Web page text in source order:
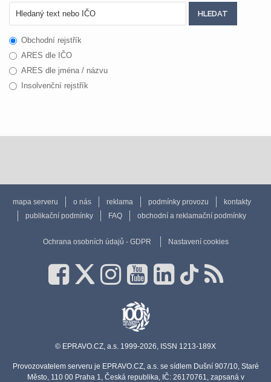
Obchodní rejstřík
ARES dle IČO
ARES dle jména / názvu
Insolvenční rejstřík
mapa serveru o nás reklama podmínky provozu
kontakty
publikační podmínky
FAQ obchodní a reklamační podmínky
Ochrana osobních údajů - GDPR Nastavení cookies
© EPRAVO.CZ, a.s. 1999-2026, ISSN 1213-189X
Provozovatelem serveru je EPRAVO.CZ, a.s. se sídlem Dušní 907/10, Staré
Město, 110 00 Praha 1, Česká republika, IČ: 26170761, zapsaná v